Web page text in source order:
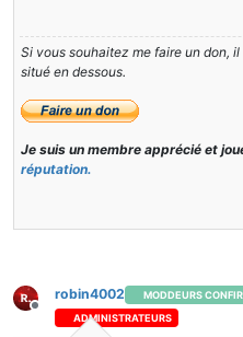
Si vous souhaitez me faire un don,
situé en dessous.
Je suis un membre apprécié et
réputation.
Hors-ligne
robin4002 MODDEURS
ADMINISTRATEURS